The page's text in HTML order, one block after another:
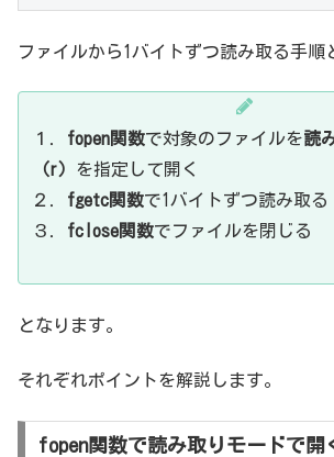
ファイルから1バイトずつ読み取る手順
１． fopen関数で対象のファイルを読
（r） を指定して開く
２． fgetc関数で1バイトずつ読み取る
３． fclose関数でファイルを閉じる
となります。
それぞれポイントを解説します。
fopen関数で読み取りモードで開